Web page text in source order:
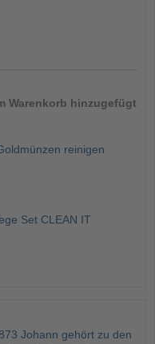
Warenkorb hinzugefügt
reinigen
Set CLEAN IT
Johann gehört zu den